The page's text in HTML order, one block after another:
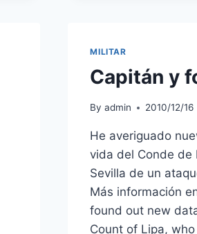
MILITAR
Capitán y
By admin 2010/12/16
He averiguado
vida del Conde de
Sevilla de un
Más información
found out new
Count of Lipa,